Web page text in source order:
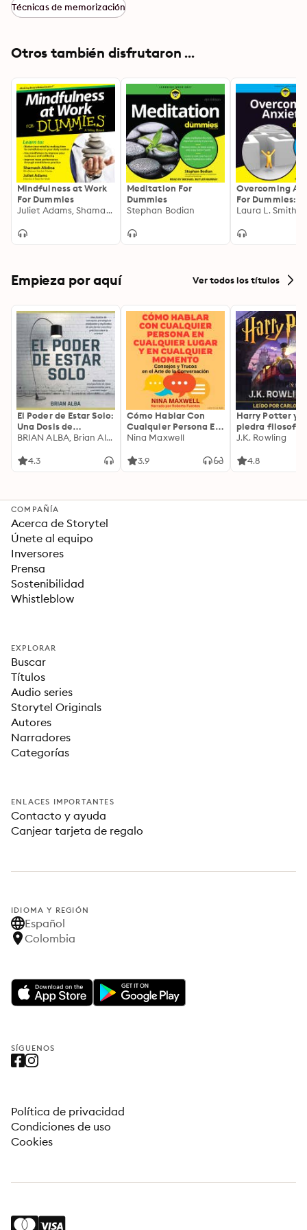
Técnicas de memorización
Otros también disfrutaron ...
Mindfulness at Work
For Dummies
Juliet Adams, Shamash Alidina
Meditation For
Dummies
Stephan Bodian
Overcoming
For Dummies:
Edition
Empieza por aquí Ver todos los títulos
El Poder de Estar Solo:
Una Dosis de
Motivación
Ideas Revolucionarias
BRIAN ALBA, Brian Alba
4.3
Cómo Hablar Con
Cualquier Persona En
Cualquier Lugar Y En
Nina Maxwell
3.9
Harry Potter y
piedra filosofal
J.K. Rowling
4.8
COMPAÑÍA
Acerca de Storytel
Únete al equipo
Inversores
Prensa
Sostenibilidad
Whistleblow
EXPLORAR
Buscar
Títulos
Audio series
Storytel Originals
Autores
Narradores
Categorías
ENLACES IMPORTANTES
Contacto y ayuda
Canjear tarjeta de regalo
IDIOMA Y REGIÓN
Español
Colombia
SÍGUENOS
Política de privacidad
Condiciones de uso
Cookies